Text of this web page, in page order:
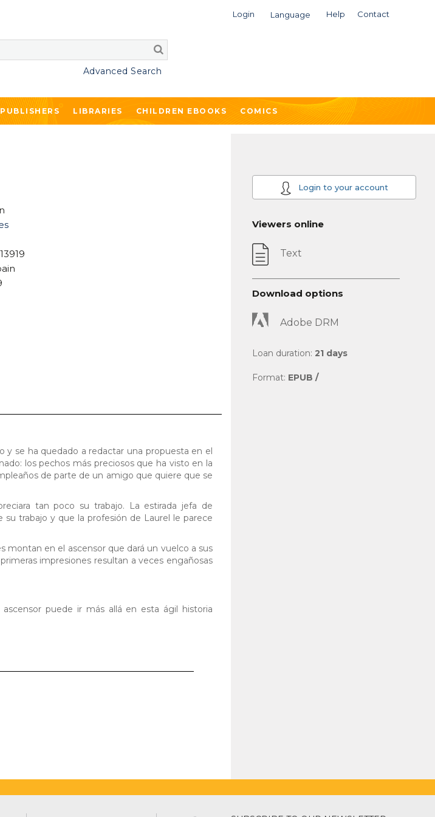
Login Language Help Contact
Advanced Search
PUBLISHERS LIBRARIES CHILDREN EBOOKS COMICS
y se ha quedado a redactar una propuesta en el
los pechos más preciosos que ha visto en la
de parte de un amigo que quiere que se
tan poco su trabajo. La estirada jefa de
trabajo y que la profesión de Laurel le parece
montan en el ascensor que dará un vuelco a sus
impresiones resultan a veces engañosas
puede ir más allá en esta ágil historia
Login to your account
Viewers online
Text
Download options
Adobe DRM
Loan duration: 21 days
Format: EPUB /